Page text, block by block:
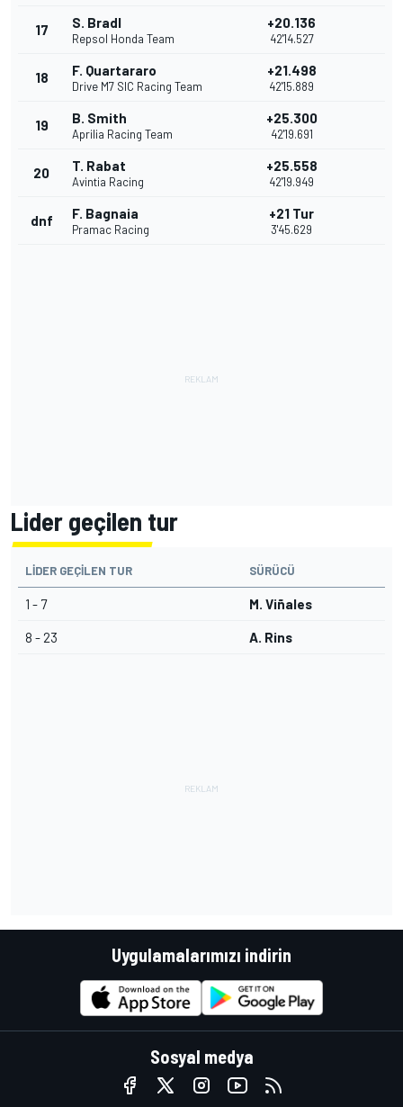
17 S. Bradl
Repsol Honda Team
+20.136
42'14.527
18 F. Quartararo
Drive M7 SIC Racing Team
+21.498
42'15.889
19 B. Smith
Aprilia Racing Team
+25.300
42'19.691
20 T. Rabat
Avintia Racing
+25.558
42'19.949
dnf F. Bagnaia
Pramac Racing
+21 Tur
3'45.629
Lider geçilen tur
LIDER GEÇILEN TUR SÜRÜCÜ
1 - 7 M. Viñales
8 - 23 A. Rins
Uygulamalarımızı indirin
Sosyal medya